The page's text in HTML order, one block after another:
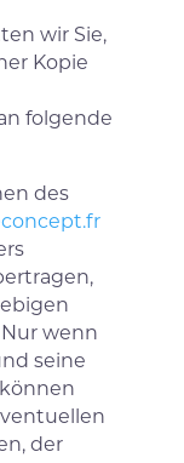
wir Sie,
Kopie
folgende
des
wenn
seine
der